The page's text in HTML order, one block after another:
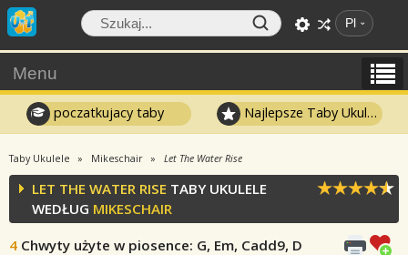
Pl
Menu
poczatkujacy taby Najlepsze Taby Ukulele
Taby Ukulele Mikeschair Let The Water Rise
LET THE WATER RISE TABY UKULELE
WEDŁUG MIKESCHAIR
4 Chwyty użyte w piosence: G, Em, Cadd9, D